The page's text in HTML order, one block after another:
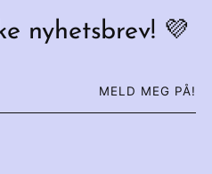
nyhetsbrev! 💜
MELD MEG PÅ!